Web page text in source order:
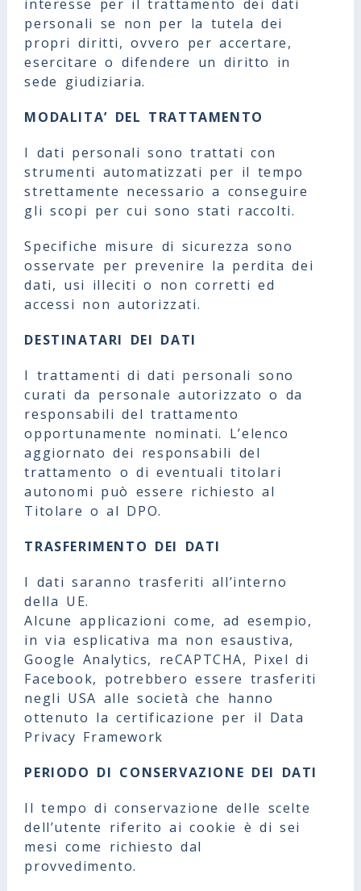
interesse per il trattamento dei dati
personali se non per la tutela dei
propri diritti, ovvero per accertare,
esercitare o difendere un diritto in
sede giudiziaria.
MODALITA’ DEL TRATTAMENTO
I dati personali sono trattati con
strumenti automatizzati per il tempo
strettamente necessario a conseguire
gli scopi per cui sono stati raccolti.
Specifiche misure di sicurezza sono
osservate per prevenire la perdita dei
dati, usi illeciti o non corretti ed
accessi non autorizzati.
DESTINATARI DEI DATI
I trattamenti di dati personali sono
curati da personale autorizzato o da
responsabili del trattamento
opportunamente nominati. L’elenco
aggiornato dei responsabili del
trattamento o di eventuali titolari
autonomi può essere richiesto al
Titolare o al DPO.
TRASFERIMENTO DEI DATI
I dati saranno trasferiti all’interno
della UE.
Alcune applicazioni come, ad esempio,
in via esplicativa ma non esaustiva,
Google Analytics, reCAPTCHA, Pixel di
Facebook, potrebbero essere trasferiti
negli USA alle società che hanno
ottenuto la certificazione per il Data
Privacy Framework
PERIODO DI CONSERVAZIONE DEI DATI
Il tempo di conservazione delle scelte
dell’utente riferito ai cookie è di sei
mesi come richiesto dal
provvedimento.